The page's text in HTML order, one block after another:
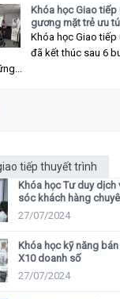
Khóa học Giao
gương mặt trẻ ưu tú
Khóa học Giao
đã kết thúc sau 6
tiếp thuyết trình
Khóa học Tư duy dịch
sóc khách hàng
27/07/2024
Khóa học kỹ năng
X10 doanh số
27/07/2024